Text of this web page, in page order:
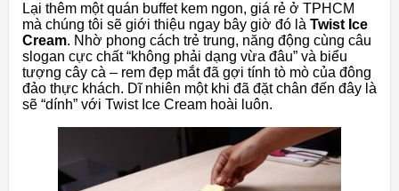
Lại thêm một quán buffet kem ngon, giá rẻ ở TPHCM
mà chúng tôi sẽ giới thiệu ngay bây giờ đó là Twist Ice
Cream. Nhờ phong cách trẻ trung, năng động cùng câu
slogan cực chất “không phải dạng vừa đâu” và biểu
tượng cây cà – rem đẹp mắt đã gợi tính tò mò của đông
đảo thực khách. Dĩ nhiên một khi đã đặt chân đến đây là
sẽ “dính” với Twist Ice Cream hoài luôn.